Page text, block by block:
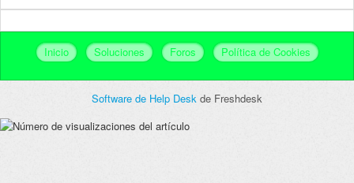
Inicio Soluciones Foros Política de Cookies
Software de Help Desk de Freshdesk